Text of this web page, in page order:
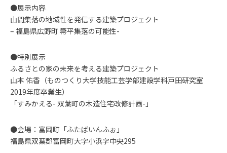
●展示内容
山間集落の地域性を発信する建築プロジェクト
– 福島県広野町 箒平集落の可能性-
●特別展示
ふるさとの家の未来を考える建築プロジェクト
山本 佑香（ものつくり大学技能工芸学部建設学科戸田研究室
2019年度卒業生）
「すみかえる- 双葉町の木造住宅改修計画-」
●会場：富岡町「ふたばいんふぉ」
福島県双葉郡富岡町大字小浜字中央295